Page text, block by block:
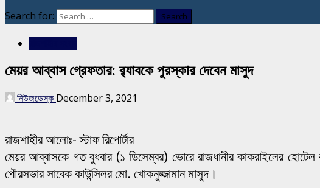
Search for:
মেয়র আব্বাস গ্রেফতার: র‌্যাবকে পুরস্কার দেবেন মাসুদ
নিউজডেস্ক December 3, 2021
রাজশাহীর আলোঃ- স্টাফ রিপোর্টার
মেয়র আব্বাসকে গত বুধবার (১ ডিসেম্বর) ভোরে রাজধানীর কাকরাইলের হোটেল
পৌরসভার সাবেক কাউন্সিলর মো. খোকনুজ্জামান মাসুদ।